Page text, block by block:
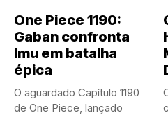
One Piece 1190:
Gaban confronta
Imu em batalha
épica
O aguardado Capítulo 1190
de One Piece, lançado